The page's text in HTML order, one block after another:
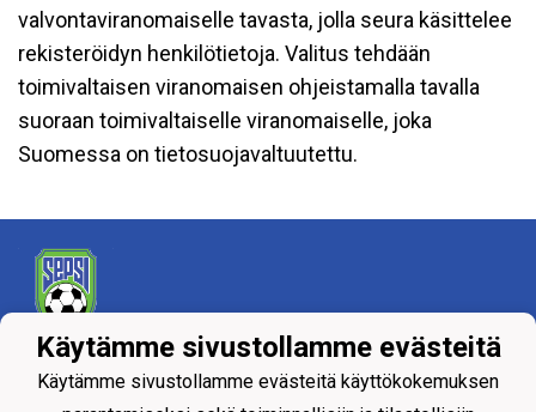
valvontaviranomaiselle tavasta, jolla seura käsittelee
rekisteröidyn henkilötietoja. Valitus tehdään
toimivaltaisen viranomaisen ohjeistamalla tavalla
suoraan toimivaltaiselle viranomaiselle, joka
Suomessa on tietosuojavaltuutettu.
Tietosuojaseloste
Käytämme sivustollamme evästeitä
Käytämme sivustollamme evästeitä käyttökokemuksen